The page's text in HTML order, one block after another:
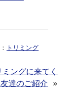
トリミング
ングに来てく
達のご紹介 »